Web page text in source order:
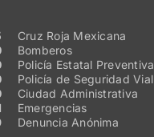
Cruz Roja Mexicana
Bomberos
Policía Estatal Preventiva
Policía de Seguridad Vial
Ciudad Administrativa
Emergencias
Denuncia Anónima